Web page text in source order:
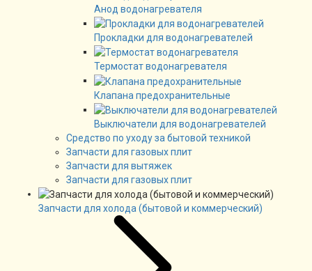
Анод водонагревателя
Прокладки для водонагревателей
Термостат водонагревателя
Клапана предохранительные
Выключатели для водонагревателей
Средство по уходу за бытовой техникой
Запчасти для газовых плит
Запчасти для вытяжек
Запчасти для газовых плит
Запчасти для холода (бытовой и коммерческий)